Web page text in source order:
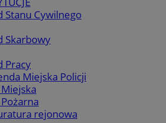
Stanu Cywilnego
Skarbowy
Pracy
Miejska Policji
rejonowa